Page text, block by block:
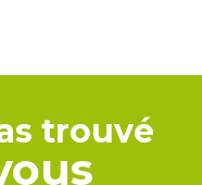
trouvé